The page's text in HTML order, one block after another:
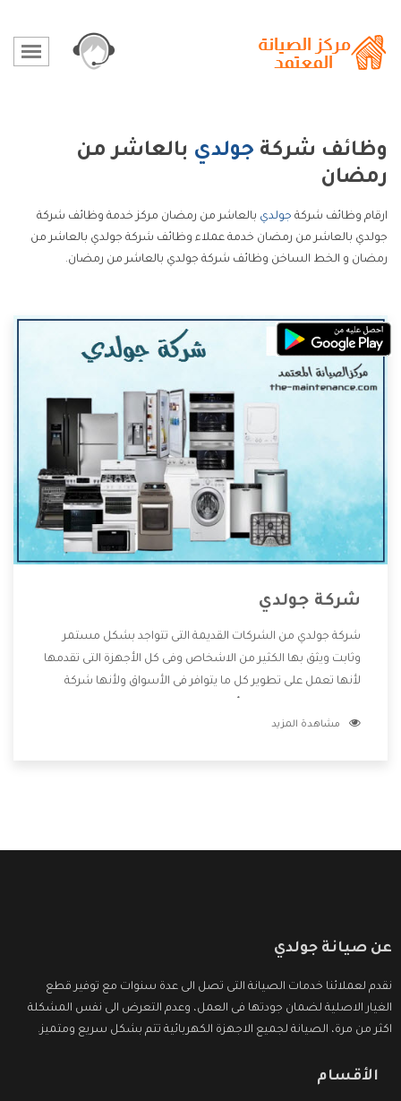
وظائف شركة جولدي بالعاشر من
رمضان
ارقام وظائف شركة جولدي بالعاشر من رمضان مركز خدمة وظائف شركة
جولدي بالعاشر من رمضان خدمة عملاء وظائف شركة جولدي بالعاشر من
رمضان و الخط الساخن وظائف شركة جولدي بالعاشر من رمضان.
شركة جولدي
شركة جولدي من الشركات القديمة التى تتواجد بشكل مستمر
وثابت ويثق بها الكثير من الاشخاص وفى كل الأجهزة التى تقدمها
لأنها تعمل على تطوير كل ما يتوافر فى الأسواق ولأنها شركة
وتقدم للعملاء أقوى العروض والخصومات التى تسهل على
مشاهدة المزيد
عن صيانة جولدي
نقدم لعملائنا خدمات الصيانة التى تصل الى عدة سنوات مع توفير قطع
الغيار الاصلية لضمان جودتها فى العمل، وعدم التعرض الى نفس المشكلة
اكثر من مرة، الصيانة لجميع الاجهزة الكهربائية تتم بشكل سريع ومتميز.
الأقسام